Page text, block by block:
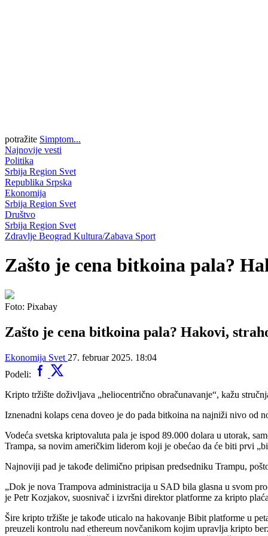
potražite Simptom...
Najnovije vesti
Politika
Srbija Region Svet
Republika Srpska
Ekonomija
Srbija Region Svet
Društvo
Srbija Region Svet
Zdravlje Beograd Kultura/Zabava Sport
Zašto je cena bitkoina pala?
Foto: Pixabay
Zašto je cena bitkoina pala? Hakovi,
Ekonomija Svet 27. februar 2025. 18:04
Podeli:
Kripto tržište doživljava „heliocentrično obračunavanje“, kažu
Iznenadni kolaps cena doveo je do pada bitkoina na najniži nivo od
Vodeća svetska kriptovaluta pala je ispod 89.000 dolara u utorak,
Trampa, sa novim američkim liderom koji je obećao da će biti prvi
Najnoviji pad je takođe delimično pripisan predsedniku Trampu,
„Dok je nova Trampova administracija u SAD bila glasna u svom
je Petr Kozjakov, suosnivač i izvršni direktor platforme za kripto
Šire kripto tržište je takođe uticalo na hakovanje Bibit platforme u
preuzeli kontrolu nad ethereum novčanikom kojim upravlja kripto